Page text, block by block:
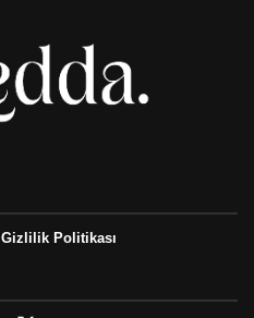
Gizlilik Politikası